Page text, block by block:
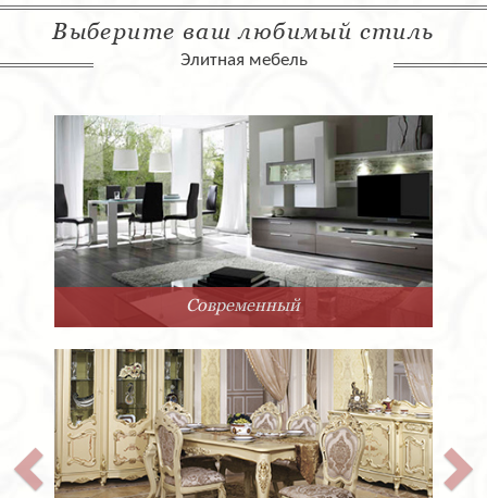
Выберите ваш любимый стиль
Элитная мебель
Современный